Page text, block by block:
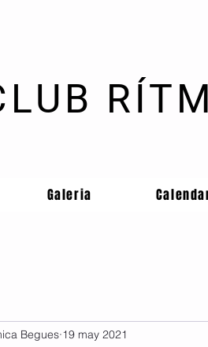
Galeria
Begues 19 may 2021